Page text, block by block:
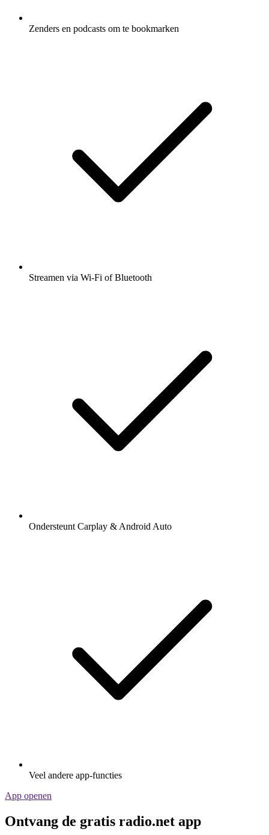
Zenders en podcasts om te bookmarken
Streamen via Wi-Fi of Bluetooth
Ondersteunt Carplay & Android Auto
Veel andere app-functies
App openen
Ontvang de gratis radio.net app